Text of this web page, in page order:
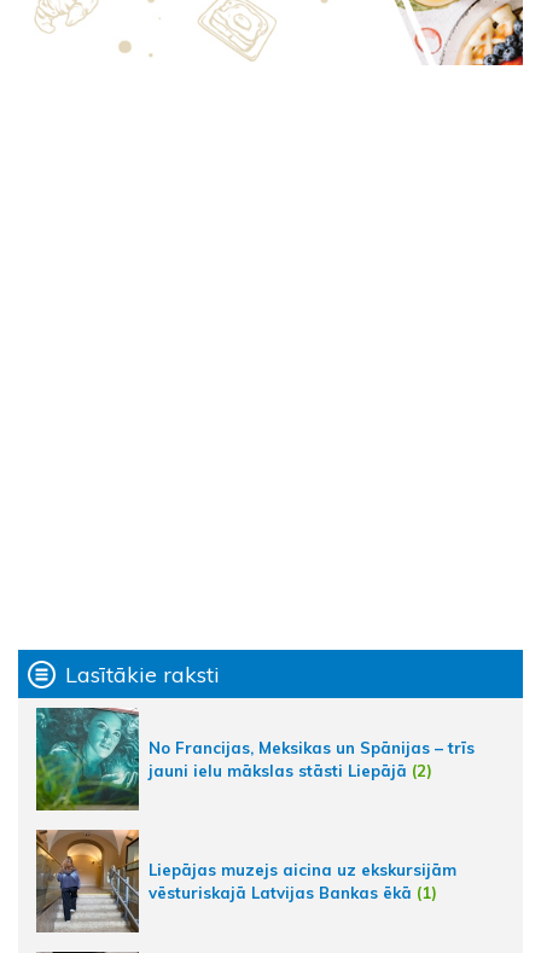
Lasītākie raksti
No Francijas, Meksikas un Spānijas – trīs
jauni ielu mākslas stāsti Liepājā (2)
Liepājas muzejs aicina uz ekskursijām
vēsturiskajā Latvijas Bankas ēkā (1)